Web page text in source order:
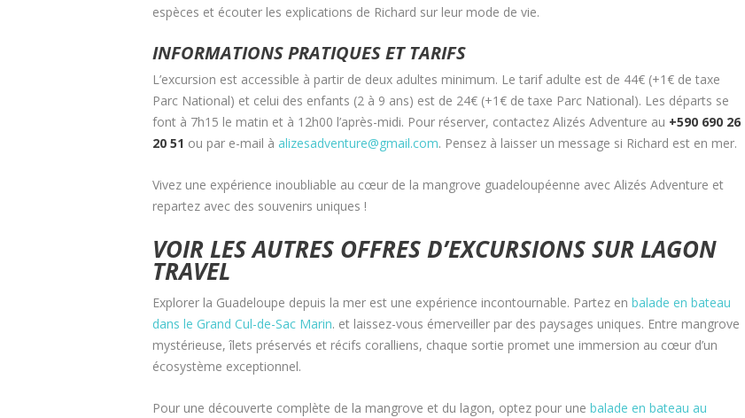
espèces et écouter les explications de Richard sur leur mode de vie.
INFORMATIONS PRATIQUES ET TARIFS
L’excursion est accessible à partir de deux adultes minimum. Le tarif adulte est de 44€ (+1€ de taxe
Parc National) et celui des enfants (2 à 9 ans) est de 24€ (+1€ de taxe Parc National). Les départs se
font à 7h15 le matin et à 12h00 l’après-midi. Pour réserver, contactez Alizés Adventure au +590 690 26
20 51 ou par e-mail à alizesadventure@gmail.com. Pensez à laisser un message si Richard est en mer.
Vivez une expérience inoubliable au cœur de la mangrove guadeloupéenne avec Alizés Adventure et
repartez avec des souvenirs uniques !
VOIR LES AUTRES OFFRES D’EXCURSIONS SUR LAGON
TRAVEL
Explorer la Guadeloupe depuis la mer est une expérience incontournable. Partez en balade en bateau
dans le Grand Cul-de-Sac Marin. et laissez-vous émerveiller par des paysages uniques. Entre mangrove
mystérieuse, îlets préservés et récifs coralliens, chaque sortie promet une immersion au cœur d’un
écosystème exceptionnel.
Pour une découverte complète de la mangrove et du lagon, optez pour une balade en bateau au